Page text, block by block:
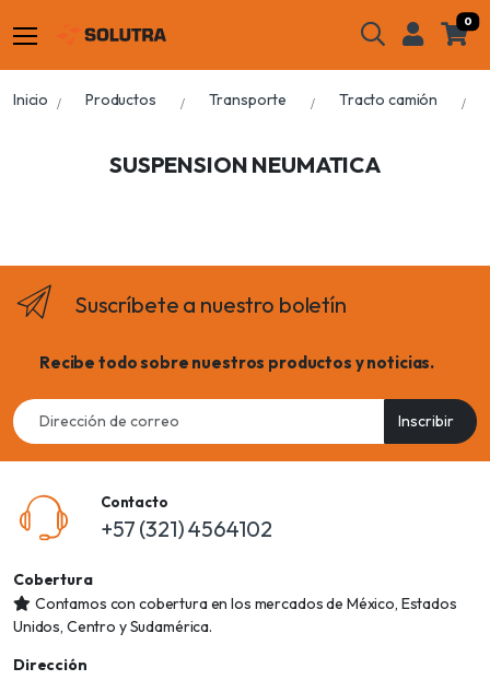
0
Inicio Productos Transporte Tracto camión
SUSPENSION NEUMATICA
Suscríbete a nuestro boletín
Recibe todo sobre nuestros productos y noticias.
Email
address
Inscribir
Contacto
+57 (321) 4564102
Cobertura
Contamos con cobertura en los mercados de México, Estados
Unidos, Centro y Sudamérica.
Dirección